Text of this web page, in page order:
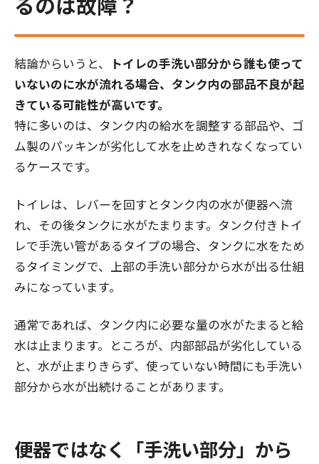
結論からいうと、
トイレの手洗い部分から誰も使って
いないのに水が流れる場合、タンク内の部品不良が起
きている可能性が高いです。
特に多いのは、タンク内の給水を調整する部品や、ゴ
ム製のパッキンが劣化して水を止めきれなくなってい
るケースです。
トイレは、レバーを回すとタンク内の水が便器へ流
れ、その後タンクに水がたまります。タンク付きトイ
レで手洗い管があるタイプの場合、タンクに水をため
るタイミングで、上部の手洗い部分から水が出る仕組
みになっています。
通常であれば、タンク内に必要な量の水がたまると給
水は止まります。ところが、内部部品が劣化している
と、水が止まりきらず、使っていない時間にも手洗い
部分から水が出続けることがあります。
便器ではなく「手洗い部分」から